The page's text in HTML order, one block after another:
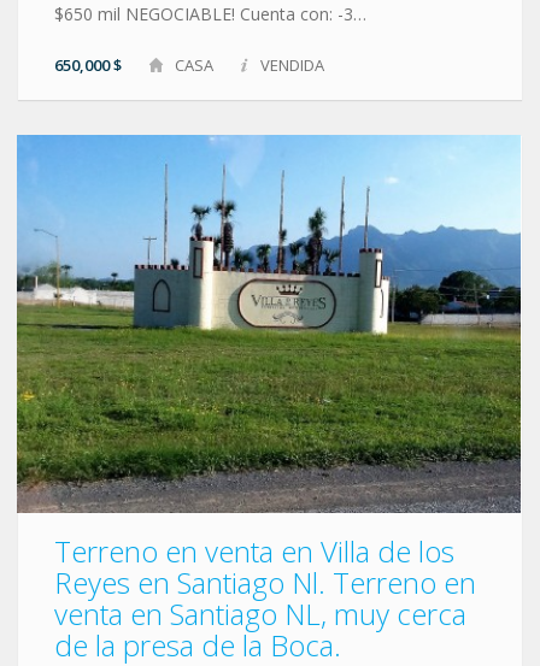
$650 mil NEGOCIABLE! Cuenta con: -3…
650,000 $ CASA VENDIDA
Terreno en venta en Villa de los
Reyes en Santiago Nl. Terreno en
venta en Santiago NL, muy cerca
de la presa de la Boca.